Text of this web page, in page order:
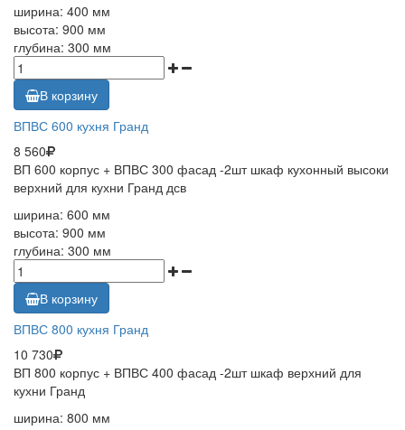
ширина: 400 мм
высота: 900 мм
глубина: 300 мм
В корзину
ВПВС 600 кухня Гранд
8 560
ВП 600 корпус + ВПВС 300 фасад -2шт шкаф кухонный высоки
верхний для кухни Гранд дсв
ширина: 600 мм
высота: 900 мм
глубина: 300 мм
В корзину
ВПВС 800 кухня Гранд
10 730
ВП 800 корпус + ВПВС 400 фасад -2шт шкаф верхний для
кухни Гранд
ширина: 800 мм